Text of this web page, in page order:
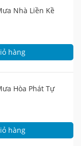
Nhà Liền Kề
hàng
Hòa Phát Tự
hàng